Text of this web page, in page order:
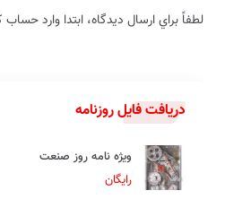
لطفاً براي ارسال دیدگاه، ابتدا وارد
دریافت فایل روزنامه
ویژه نامه روز صنعت
رایگان